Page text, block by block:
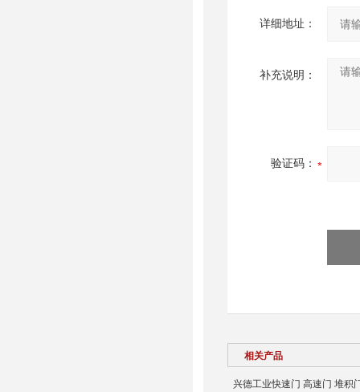
详细地址：
补充说明：
验证码：
相关产品
兴德工业快速门 高速门 堆积